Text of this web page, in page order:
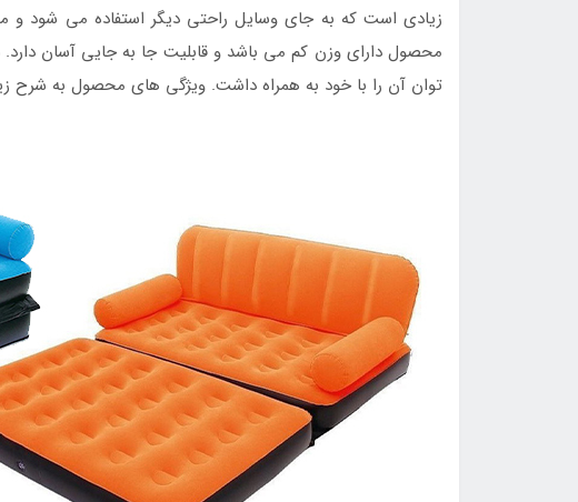
زیادی است که به جای وسایل راحتی دیگر استفاده می شود و
محصول دارای وزن کم می باشد و قابلیت جا به جایی آسان
توان آن را با خود به همراه داشت. ویژگی های محصول به شرح